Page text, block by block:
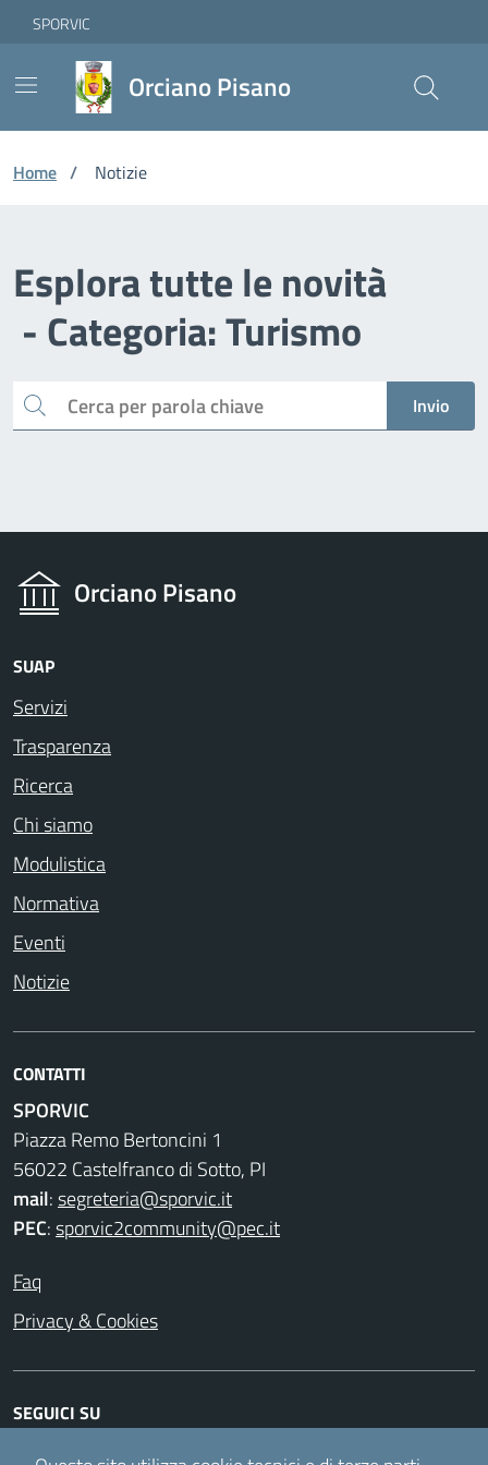
Skip to Main Content
Vai ai contenuti
Vai al footer
SPORVIC
Orciano Pisano
Home / Notizie
Esplora tutte le novità
- Categoria: Turismo
Cerca Invio
Orciano Pisano
SUAP
Servizi
Trasparenza
Ricerca
Chi siamo
Modulistica
Normativa
Eventi
Notizie
CONTATTI
SPORVIC
Piazza Remo Bertoncini 1
56022 Castelfranco di Sotto, PI
mail:segreteria@sporvic.it
PEC:sporvic2community@pec.it
Faq
Privacy & Cookies
SEGUICI SU
FacebookInstagramTwitter Youtube